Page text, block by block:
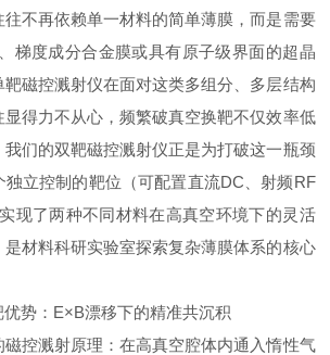
不再依赖单一材料的简单薄膜，而是需要
梯度成分合金膜或具有原子级界面的超晶
磁控溅射仪在面对这类多组分、多层结构
得力不从心，频繁破真空换靶不仅效率低
们的双靶磁控溅射仪正是为打破这一瓶颈
独立控制的靶位（可配置直流DC、射频RF
现了两种不同材料在高真空环境下的灵活
材料科研实验室探索复杂薄膜体系的核心
势：E×B漂移下的精准共沉积
溅射原理：在高真空腔体内通入惰性气